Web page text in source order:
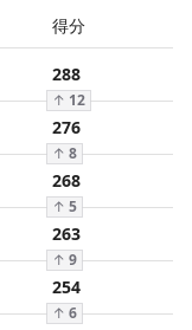
得分
288
↑ 12
276
↑ 8
268
↑ 5
263
↑ 9
254
↑ 6